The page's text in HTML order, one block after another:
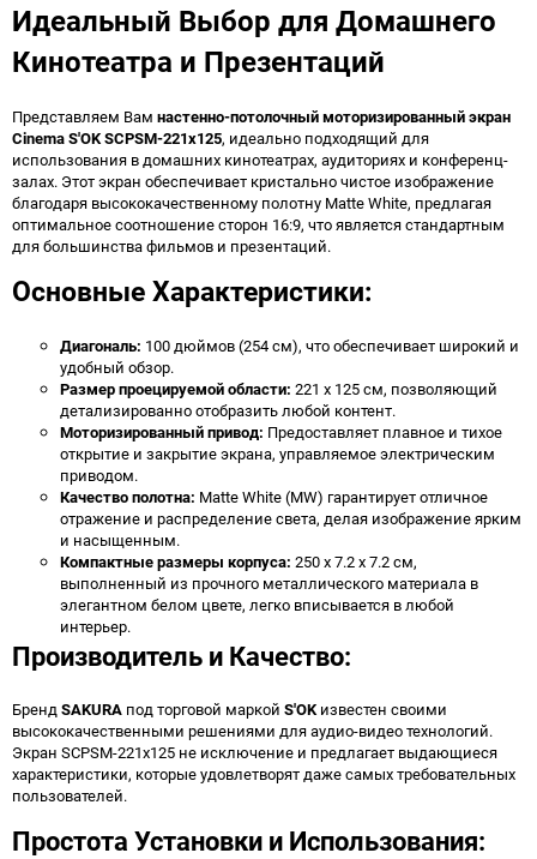
Идеальный Выбор для Домашнего
Кинотеатра и Презентаций
Представляем Вам настенно-потолочный моторизированный экран
Cinema S'OK SCPSM-221x125, идеально подходящий для
использования в домашних кинотеатрах, аудиториях и конференц-
залах. Этот экран обеспечивает кристально чистое изображение
благодаря высококачественному полотну Matte White, предлагая
оптимальное соотношение сторон 16:9, что является стандартным
для большинства фильмов и презентаций.
Основные Характеристики:
Диагональ: 100 дюймов (254 см), что обеспечивает широкий и
удобный обзор.
Размер проецируемой области: 221 x 125 см, позволяющий
детализированно отобразить любой контент.
Моторизированный привод: Предоставляет плавное и тихое
открытие и закрытие экрана, управляемое электрическим
приводом.
Качество полотна: Matte White (MW) гарантирует отличное
отражение и распределение света, делая изображение ярким
и насыщенным.
Компактные размеры корпуса: 250 x 7.2 x 7.2 см,
выполненный из прочного металлического материала в
элегантном белом цвете, легко вписывается в любой
интерьер.
Производитель и Качество:
БрендSAKURA под торговой маркой S'OKизвестен своими
высококачественными решениями для аудио-видео технологий.
Экран SCPSM-221x125 не исключение и предлагает выдающиеся
характеристики, которые удовлетворят даже самых требовательных
пользователей.
Простота Установки и Использования: